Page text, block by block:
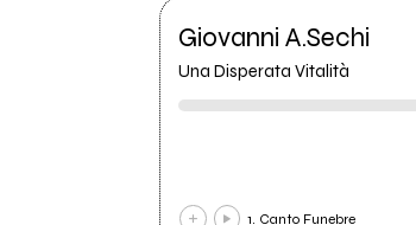
Giovanni A.Sechi
Una Disperata Vitalità
1. Canto Funebre